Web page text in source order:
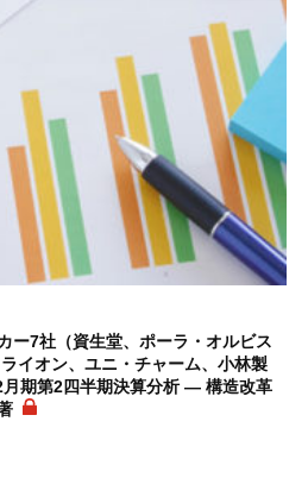
ー7社（資生堂、ポーラ・オルビス
イオン、ユニ・チャーム、小林製
期第2四半期決算分析 ― 構造改革